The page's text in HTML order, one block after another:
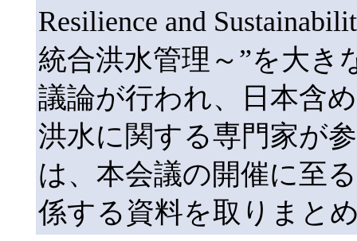
Resilience and
統合洪水管理～”を大
議論が行われ、日本含
洪水に関する専門家が
は、本会議の開催に至
係する資料を取りまと